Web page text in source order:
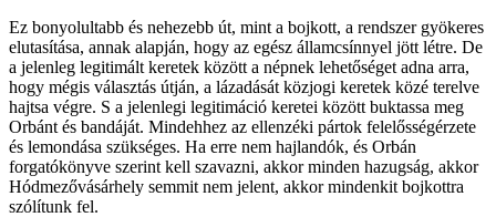
Ez bonyolultabb és nehezebb út, mint a bojkott, a rendszer gyökeres
elutasítása, annak alapján, hogy az egész államcsínnyel jött létre. De
a jelenleg legitimált keretek között a népnek lehetőséget adna arra,
hogy mégis választás útján, a lázadását közjogi keretek közé terelve
hajtsa végre. S a jelenlegi legitimáció keretei között buktassa meg
Orbánt és bandáját. Mindehhez az ellenzéki pártok felelősségérzete
és lemondása szükséges. Ha erre nem hajlandók, és Orbán
forgatókönyve szerint kell szavazni, akkor minden hazugság, akkor
Hódmezővásárhely semmit nem jelent, akkor mindenkit bojkottra
szólítunk fel.